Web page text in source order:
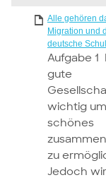
Alle gehören
Migration und
deutsche
Aufgabe 1
gute
wichtig
schönes
zu
Jedoch